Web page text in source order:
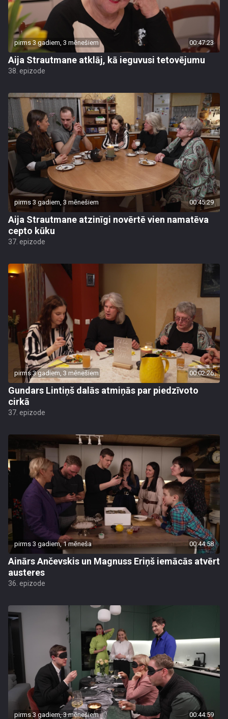
pirms 3 gadiem, 3 mēnešiem 00:47:23
Aija Strautmane atklāj, kā ieguvusi tetovējumu
38. epizode
pirms 3 gadiem, 3 mēnešiem 00:45:29
Aija Strautmane atzinīgi novērtē vien namatēva
cepto kūku
37. epizode
pirms 3 gadiem, 3 mēnešiem 00:02:26
Gundars Lintiņš dalās atmiņās par piedzīvoto
cirkā
37. epizode
pirms 3 gadiem, 1 mēneša 00:44:58
Ainārs Ančevskis un Magnuss Eriņš iemācās atvērt
austeres
36. epizode
pirms 3 gadiem, 3 mēnešiem 00:44:59